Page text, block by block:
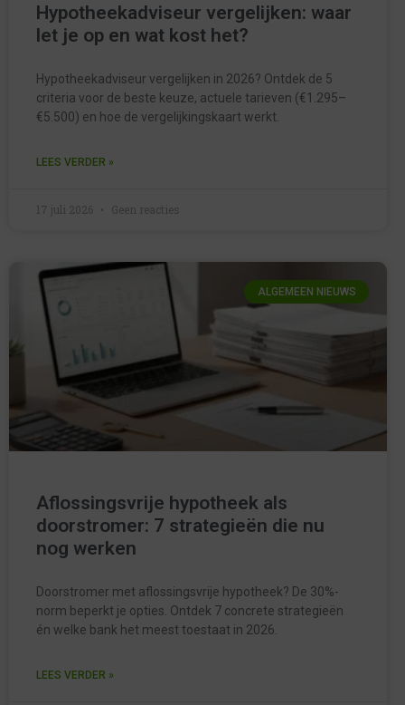
Hypotheekadviseur vergelijken: waar
let je op en wat kost het?
Hypotheekadviseur vergelijken in 2026? Ontdek de 5
criteria voor de beste keuze, actuele tarieven (€1.295–
€5.500) en hoe de vergelijkingskaart werkt.
LEES VERDER »
17 juli 2026 Geen reacties
ALGEMEEN NIEUWS
Aflossingsvrije hypotheek als
doorstromer: 7 strategieën die nu
nog werken
Doorstromer met aflossingsvrije hypotheek? De 30%-
norm beperkt je opties. Ontdek 7 concrete strategieën
én welke bank het meest toestaat in 2026.
LEES VERDER »